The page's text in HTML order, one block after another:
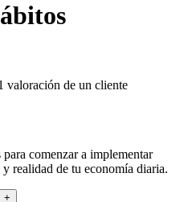
valoración de un cliente
comenzar a implementar
realidad de tu economía diaria.